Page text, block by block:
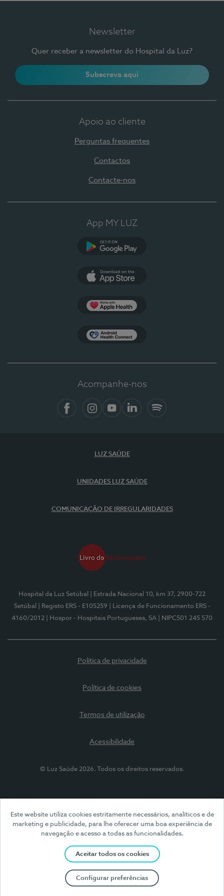
Este website utiliza cookies estritamente necessários, analíticos e de
marketing e publicidade, para lhe oferecer uma boa experiência de
navegação e acesso a todas as funcionalidades.
Aceitar todos os cookies
Configurar preferências
Newsletter
Quer receber a newsletter do Hospital da Luz?
Subscreva aqui
Apoio ao cliente
Perguntas frequentes
Contactos
Contacte-nos
App MY LUZ
Acompanhe-nos
LUZ SAÚDE
UNIDADES LUZ SAÚDE
COMUNICAÇÃO DE IRREGULARIDADES
Hospital da Luz Setúbal
| Estrada Nacional 10, km 37, 2900-722
Setúbal
| Registo ERS - E105259
| Licença de Funcionamento ERS -
4160/2012
| Hospor - Hospitais Portugueses, SA | NIPC501 245 570
Política de privacidade
Política de cookies
Termos de utilização
Acessibilidade
© Luz Saúde 2026. Todos os direitos reservados.